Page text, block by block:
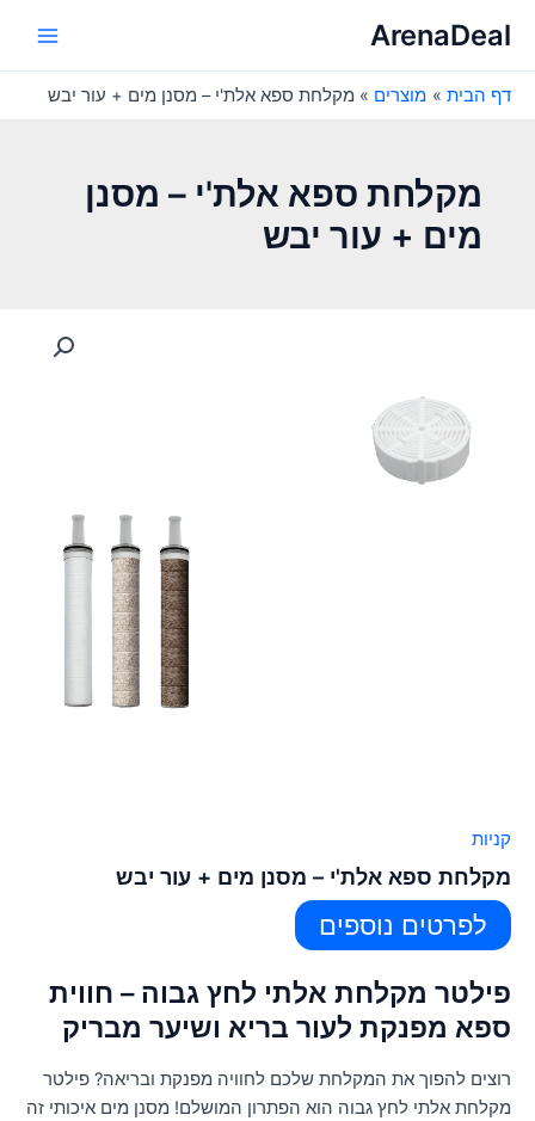
לתוכןArenaDeal
דף הבית מוצרים מקלחת ספא אלת'י – מסנן מים + עור יבש
מקלחת ספא אלת'י – מסנן
מים + עור יבש
קניות
מקלחת ספא אלת'י – מסנן מים + עור יבש
לפרטים נוספים
פילטר מקלחת אלתי לחץ גבוה – חווית
ספא מפנקת לעור בריא ושיער מבריק
רוצים להפוך את המקלחת שלכם לחוויה מפנקת ובריאה? פילטר
מקלחת אלתי לחץ גבוה הוא הפתרון המושלם! מסנן מים איכותי זה